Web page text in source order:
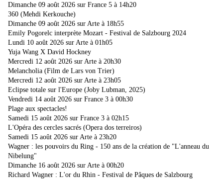
Dimanche 09 août 2026 sur France 5 à 14h20
360 (Mehdi Kerkouche)
Dimanche 09 août 2026 sur Arte à 18h55
Emily Pogorelc interprète Mozart - Festival de Salzbourg 2024
Lundi 10 août 2026 sur Arte à 01h05
Yuja Wang X David Hockney
Mercredi 12 août 2026 sur Arte à 20h30
Melancholia (Film de Lars von Trier)
Mercredi 12 août 2026 sur Arte à 23h05
Eclipse totale sur l'Europe (Joby Lubman, 2025)
Vendredi 14 août 2026 sur France 3 à 00h30
Plage aux spectacles!
Samedi 15 août 2026 sur France 3 à 02h15
L'Opéra des cercles sacrés (Opera dos terreiros)
Samedi 15 août 2026 sur Arte à 23h20
Wagner : les pouvoirs du Ring - 150 ans de la création de "L'anneau du
Nibelung"
Dimanche 16 août 2026 sur Arte à 00h20
Richard Wagner : L'or du Rhin - Festival de Pâques de Salzbourg